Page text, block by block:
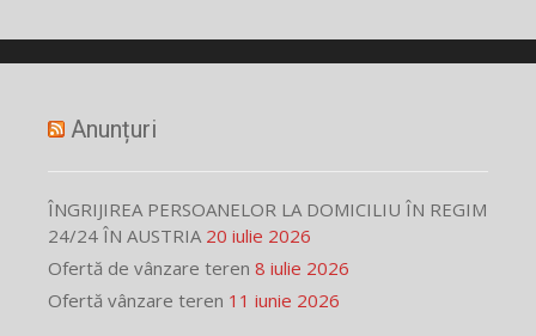
Anunțuri
ÎNGRIJIREA PERSOANELOR LA DOMICILIU ÎN REGIM
24/24 ÎN AUSTRIA 20 iulie 2026
Ofertă de vânzare teren 8 iulie 2026
Ofertă vânzare teren 11 iunie 2026